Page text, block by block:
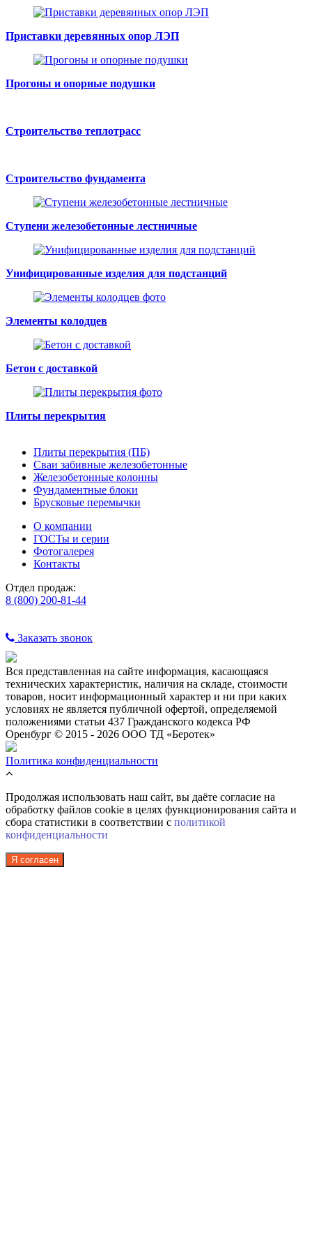
Приставки деревянных опор ЛЭП
Прогоны и опорные подушки
Строительство теплотрасс
Строительство фундамента
Ступени железобетонные лестничные
Унифицированные изделия для подстанций
Элементы колодцев
Бетон с доставкой
Плиты перекрытия
Плиты перекрытия (ПБ)
Сваи забивные железобетонные
Железобетонные колонны
Фундаментные блоки
Брусковые перемычки
О компании
ГОСТы и серии
Фотогалерея
Контакты
Отдел продаж:
8 (800) 200-81-44
Заказать звонок
Вся представленная на сайте информация, касающаяся
технических характеристик, наличия на складе, стоимости
товаров, носит информационный характер и ни при каких
условиях не является публичной офертой, определяемой
положениями статьи 437 Гражданского кодекса РФ
Оренбург © 2015 - 2026 ООО ТД «Беротек»
Политика конфиденциальности
Продолжая использовать наш сайт, вы даёте согласие на
обработку файлов cookie в целях функционирования сайта и
сбора статистики в соответствии с политикой
конфиденциальности
Я согласен